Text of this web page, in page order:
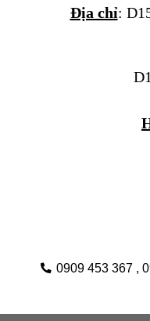
Địa chỉ:
0909 453 367 ,